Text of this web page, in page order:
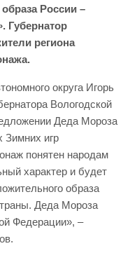
России –
Губернатор
региона
округа Игорь
Вологодской
Деда Мороза
Зимних игр
понятен народам
характер и будет
образа
Деда Мороза
Федерации», –